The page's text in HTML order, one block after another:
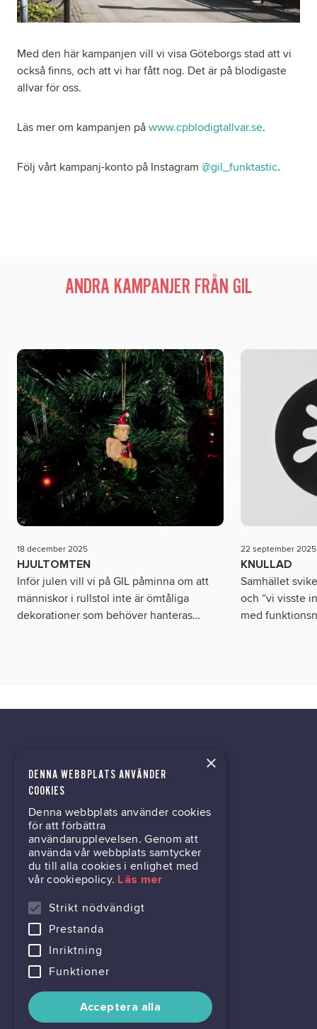
Med den här kampanjen vill vi visa Göteborgs stad att vi
också finns, och att vi har fått nog. Det är på blodigaste
allvar för oss.
Läs mer om kampanjen på www.cpblodigtallvar.se.
Följ vårt kampanj-konto på Instagram @gil_funktastic.
ANDRA KAMPANJER FRÅN GIL
18 december 2025
HJULTOMTEN
Inför julen vill vi på GIL påminna om att
människor i rullstol inte är ömtåliga
dekorationer som behöver hanteras…
22 september 2025
KNULLAD
Samhället
och “vi visste
med
tech@hoy.se
031-63 64 80
Mölndalsvägen 30B
Box 24061
400 22 Göteborg
716444-6762
×
DENNA WEBBPLATS ANVÄNDER
COOKIES
Denna webbplats använder cookies
för att förbättra
användarupplevelsen. Genom att
använda vår webbplats samtycker
du till alla cookies i enlighet med
vår cookiepolicy. Läs mer
Strikt nödvändigt
Prestanda
Inriktning
Funktioner
Acceptera alla